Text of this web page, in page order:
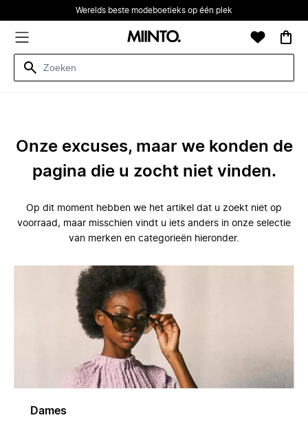
Werelds beste modeboetieks op één plek
Onze excuses, maar we konden de
pagina die u zocht niet vinden.
Op dit moment hebben we het artikel dat u zoekt niet op
voorraad, maar misschien vindt u iets anders in onze selectie
van merken en categorieën hieronder.
Dames